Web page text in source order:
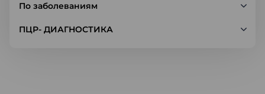
По заболеваниям
ПЦР- ДИАГНОСТИКА